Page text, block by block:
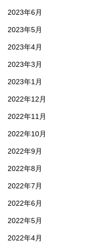
2023年6月
2023年5月
2023年4月
2023年3月
2023年1月
2022年12月
2022年11月
2022年10月
2022年9月
2022年8月
2022年7月
2022年6月
2022年5月
2022年4月